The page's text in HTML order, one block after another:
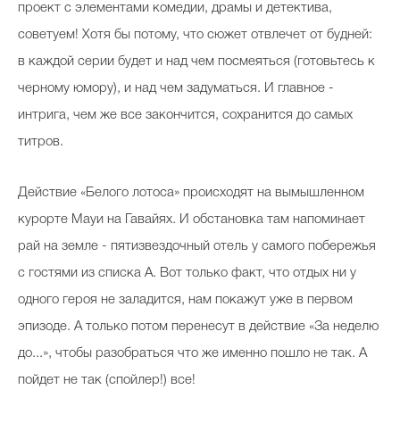
проект с элементами комедии, драмы и детектива,
советуем! Хотя бы потому, что сюжет отвлечет от будней:
в каждой серии будет и над чем посмеяться (готовьтесь к
черному юмору), и над чем задуматься. И главное -
интрига, чем же все закончится, сохранится до самых
титров.
Действие «Белого лотоса» происходят на вымышленном
курорте Мауи на Гавайях. И обстановка там напоминает
рай на земле - пятизвездочный отель у самого побережья
с гостями из списка А. Вот только факт, что отдых ни у
одного героя не заладится, нам покажут уже в первом
эпизоде. А только потом перенесут в действие «За неделю
до...», чтобы разобраться что же именно пошло не так. А
пойдет не так (спойлер!) все!